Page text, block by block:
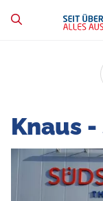
Knaus